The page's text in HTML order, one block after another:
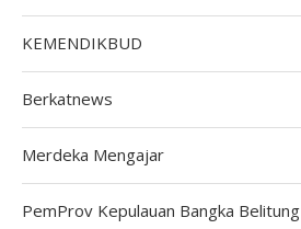
KEMENDIKBUD
Berkatnews
Merdeka Mengajar
PemProv Kepulauan Bangka Belitung